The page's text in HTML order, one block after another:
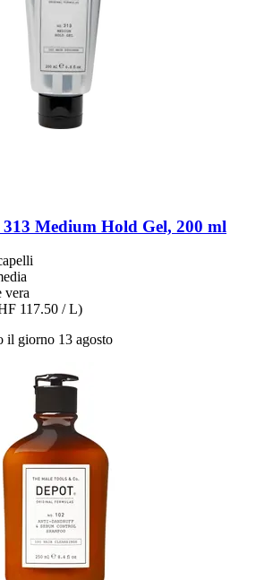
313 Medium Hold Gel, 200 ml
vera
117.50 / L)
il giorno 13 agosto